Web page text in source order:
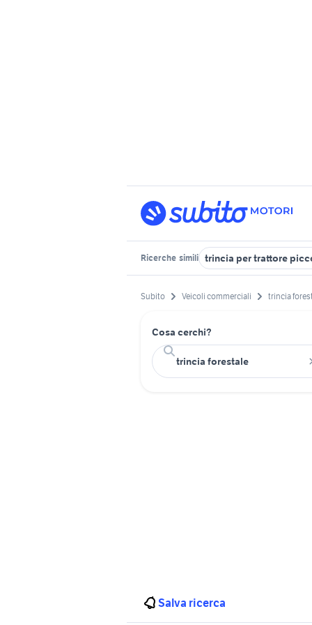
Ricerche simili trincia per trattore
Subito Veicoli commerciali trincia
Cosa cerchi?
Salva ricerca